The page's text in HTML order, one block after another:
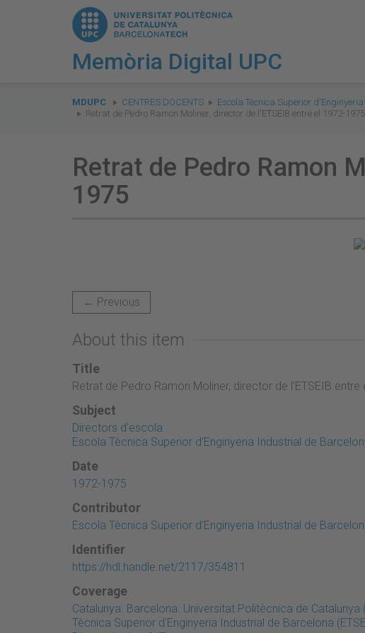
Memòria Digital UPC
are
here:
MDUPC CENTRES DOCENTS Escola Tècnica Superior
Retrat de Pedro Ramon Moliner, director de l'ETSEIB entre el 1972-1975
Retrat de Pedro Ramon
1975
← Previous
About this item
Title
Retrat de Pedro Ramon Moliner, director de l'ETSEIB entre
Subject
Directors d'escola
Escola Tècnica Superior d'Enginyeria Industrial de
Date
1972-1975
Contributor
Escola Tècnica Superior d'Enginyeria Industrial de
Identifier
https://hdl.handle.net/2117/354811
Coverage
Catalunya. Barcelona. Universitat Politècnica de Catalunya
Tècnica Superior d'Enginyeria Industrial de Barcelona